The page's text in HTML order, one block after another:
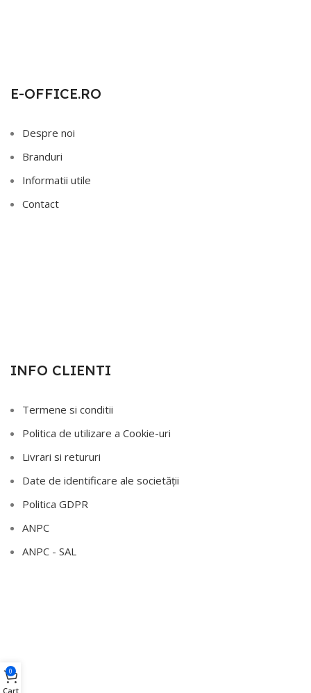
E-OFFICE.RO
Despre noi
Branduri
Informatii utile
Contact
INFO CLIENTI
Termene si conditii
Politica de utilizare a Cookie-uri
Livrari si retururi
Date de identificare ale societății
Politica GDPR
ANPC
ANPC - SAL
0
Cart